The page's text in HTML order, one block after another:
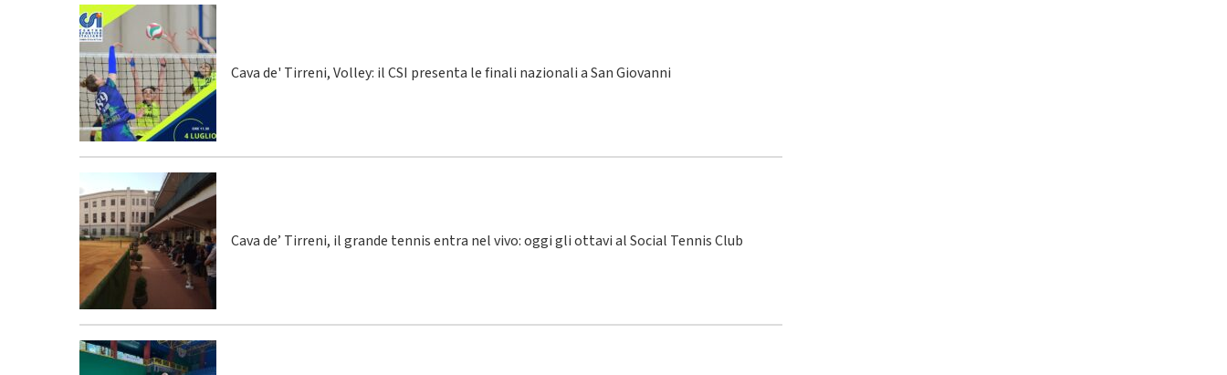
Cava de' Tirreni, Volley: il CSI presenta le finali nazionali a San Giovanni
Cava de’ Tirreni, il grande tennis entra nel vivo: oggi gli ottavi al Social Tennis Club